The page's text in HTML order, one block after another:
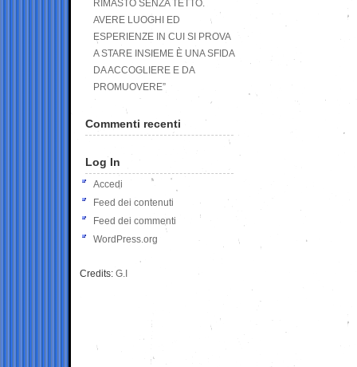
RIMASTO SENZA TETTO.
AVERE LUOGHI ED
ESPERIENZE IN CUI SI PROVA
A STARE INSIEME È UNA SFIDA
DA ACCOGLIERE E DA
PROMUOVERE”
Commenti recenti
Log In
Accedi
Feed dei contenuti
Feed dei commenti
WordPress.org
Credits: G.I